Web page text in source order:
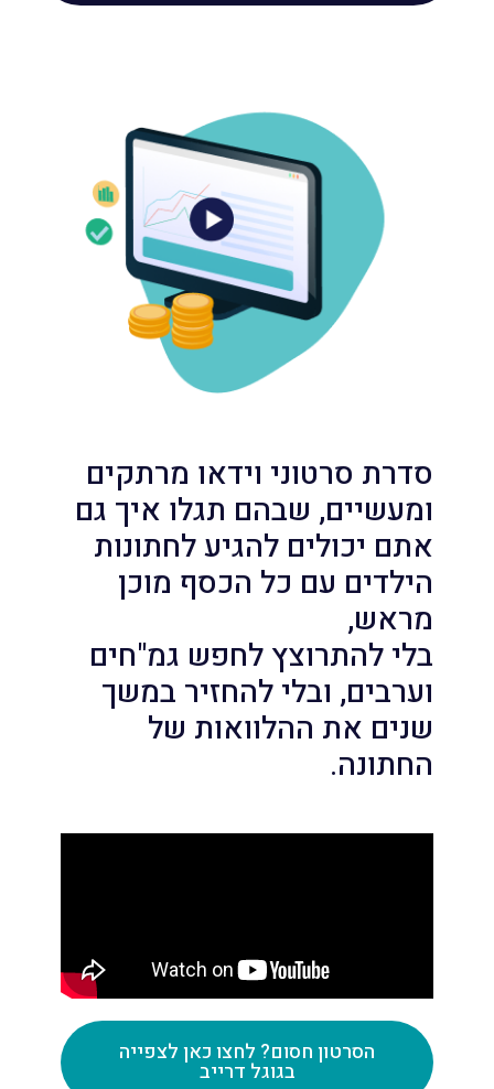
סדרת סרטוני וידאו מרתקים
ומעשיים, שבהם תגלו איך גם
אתם יכולים להגיע לחתונות
הילדים עם כל הכסף מוכן
מראש,
בלי להתרוצץ לחפש גמ"חים
וערבים, ובלי להחזיר במשך
שנים את ההלוואות של
החתונה.
הסרטון חסום? לחצו כאן לצפייה
בגוגל דרייב